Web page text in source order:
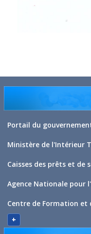
Portail du
Ministère de l'Intérieur
Caisses des prêts et de
Agence Nationale pour
Centre de Formation et
+